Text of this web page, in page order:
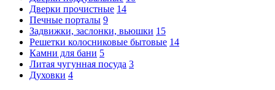
Дверки прочистные 14
Печные порталы 9
Задвижки, заслонки, вьюшки 15
Решетки колосниковые бытовые 14
Камни для бани 5
Литая чугунная посуда 3
Духовки 4